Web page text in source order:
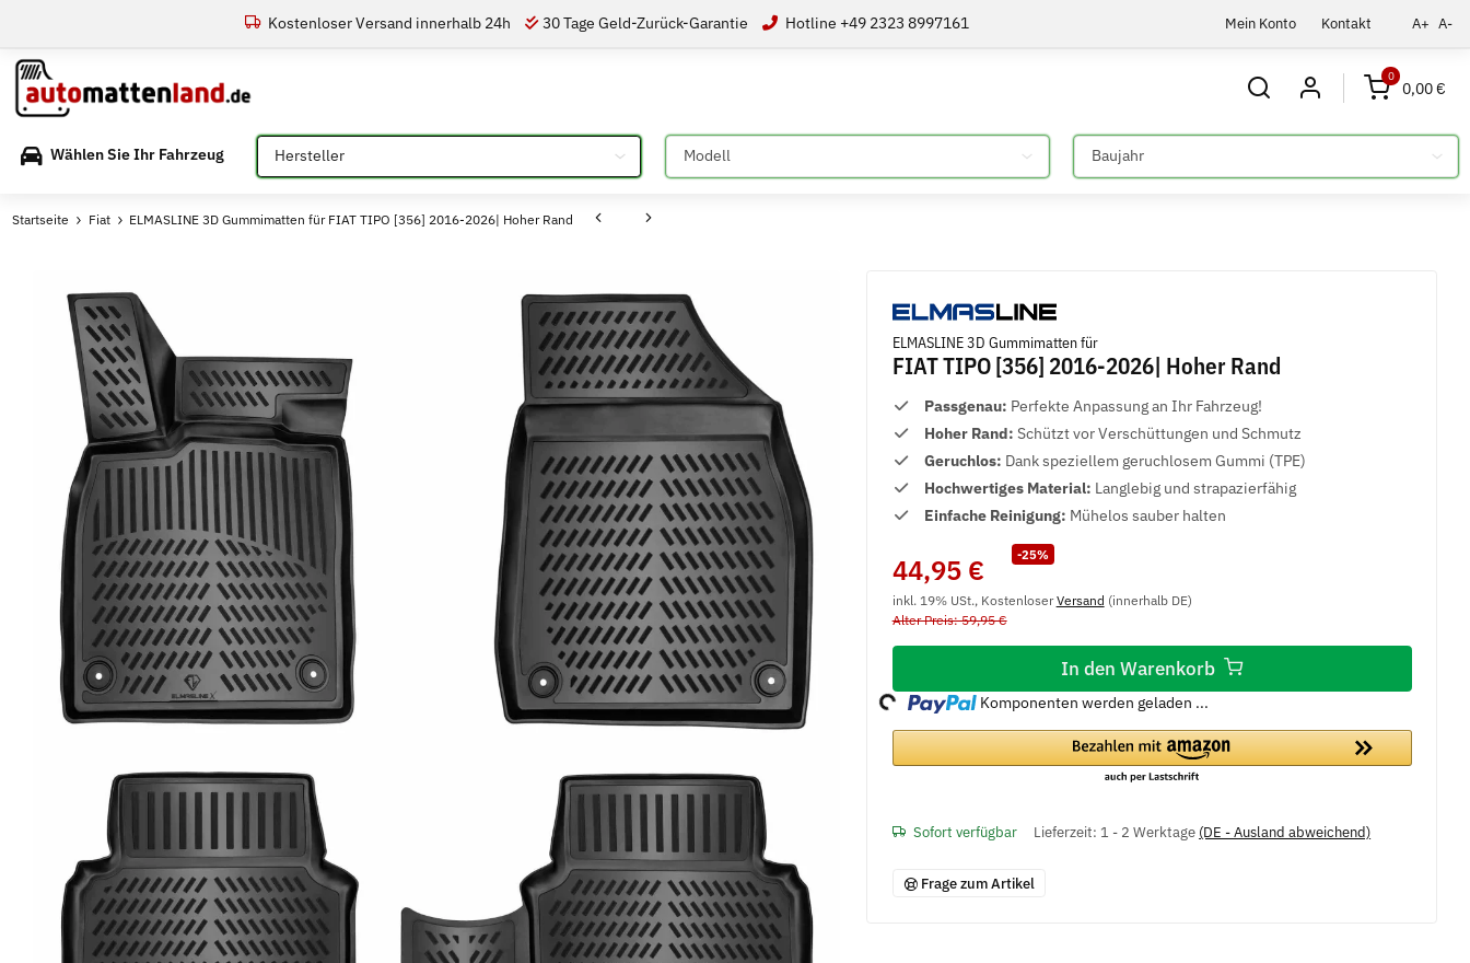
Mein Konto Kontakt A+ A-
Kostenloser Versand innerhalb 24h 30 Tage Geld-Zurück-Garantie Hotline +49 2323 8997161
0
0,00 €
Wählen Sie Ihr Fahrzeug Bitte auswählen Bitte auswählen Bitte auswählen
Startseite Fiat ELMASLINE 3D Gummimatten für FIAT TIPO [356] 2016-2026| Hoher Rand
ELMASLINE 3D Gummimatten für
FIAT TIPO [356] 2016-2026| Hoher Rand
Passgenau: Perfekte Anpassung an Ihr Fahrzeug!
Hoher Rand: Schützt vor Verschüttungen und Schmutz
Geruchlos: Dank speziellem geruchlosem Gummi (TPE)
Hochwertiges Material: Langlebig und strapazierfähig
Einfache Reinigung: Mühelos sauber halten
-25%
44,95 €
inkl. 19% USt., KostenloserVersand (innerhalb DE)
Alter Preis: 59,95 €
In den Warenkorb
Loading... Komponenten werden geladen ...
Sofort verfügbar Lieferzeit: 1 - 2 Werktage (DE - Ausland abweichend)
Frage zum Artikel